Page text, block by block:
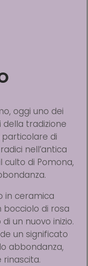
oggi uno dei
tradizione
di
nell’antica
culto di Pomona,
in ceramica
di rosa
un nuovo inizio.
un significato
abbondanza,